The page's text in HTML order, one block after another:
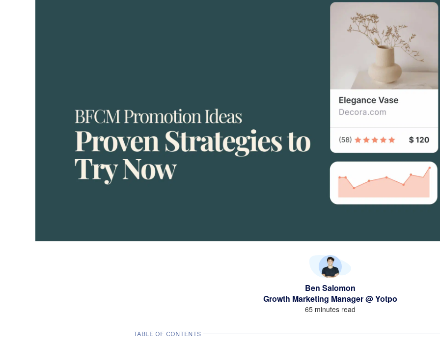
Ben Salomon
Growth Marketing Manager @ Yotpo
65 minutes read
TABLE OF CONTENTS